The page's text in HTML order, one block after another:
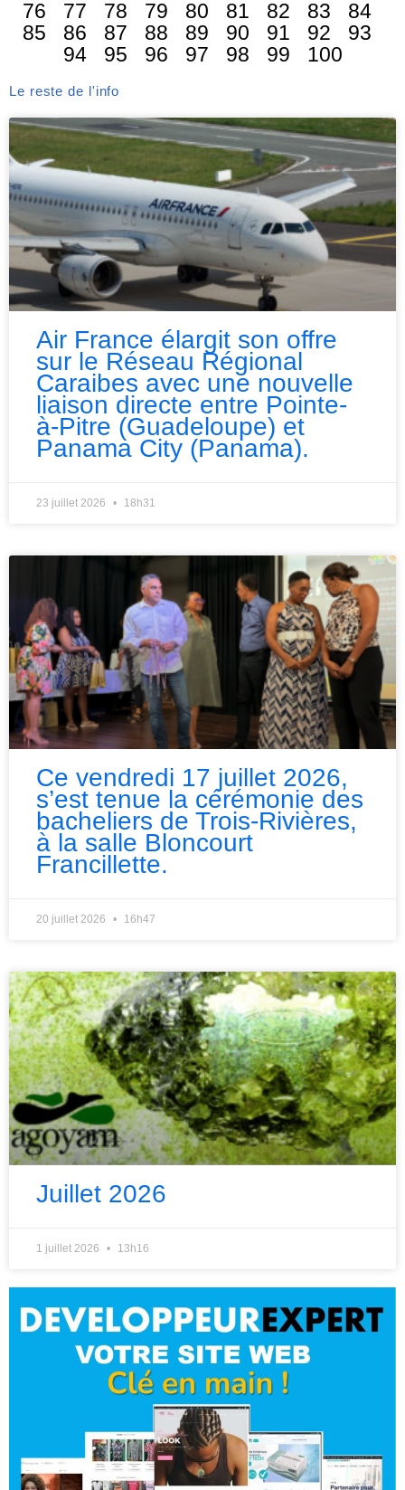
76
77 78 79 80 81 82 83
84
85
86 87 88 89 90 91 92
93
94
95 96 97 98 99 100
Le reste de l'info
Air France élargit son offre
sur le Réseau Régional
Caraibes avec une nouvelle
liaison directe entre Pointe-
à-Pitre (Guadeloupe) et
Panama City (Panama).
23 juillet 2026 18h31
Ce vendredi 17 juillet 2026,
s’est tenue la cérémonie des
bacheliers de Trois-Rivières,
à la salle Bloncourt
Francillette.
20 juillet 2026 16h47
Juillet 2026
1 juillet 2026 13h16